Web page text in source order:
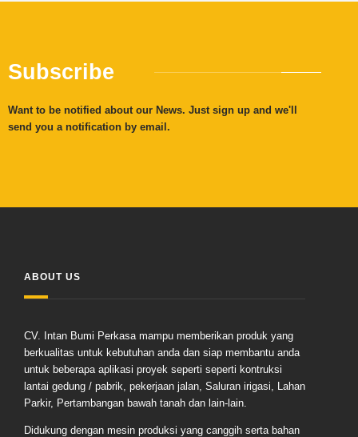
Subscribe
Want to be notified about our News. Just sign up and we'll
send you a notification by email.
ABOUT US
CV. Intan Bumi Perkasa mampu memberikan produk yang
berkualitas untuk kebutuhan anda dan siap membantu anda
untuk beberapa aplikasi proyek seperti seperti kontruksi
lantai gedung / pabrik, pekerjaan jalan, Saluran irigasi, Lahan
Parkir, Pertambangan bawah tanah dan lain-lain.
Didukung dengan mesin produksi yang canggih serta bahan